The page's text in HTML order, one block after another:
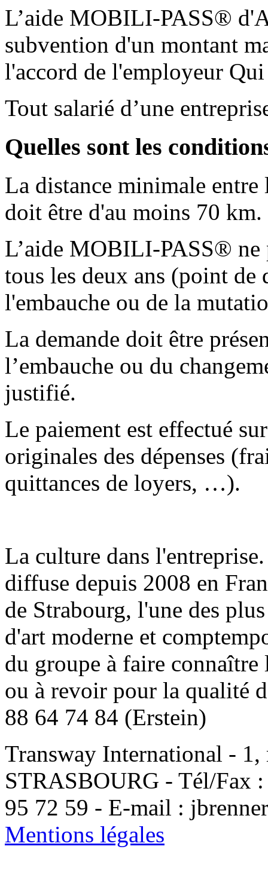
L’aide MOBILI-PASS®
subvention d'un montant
l'accord de l'employeur
Tout salarié d’une
Quelles sont les
La distance minimale entre
doit être d'au moins 70 km.
L’aide MOBILI-PASS® ne
tous les deux ans (point de
l'embauche ou de la
La demande doit être
l’embauche ou du
justifié.
Le paiement est effectué
originales des dépenses
quittances de loyers, …).
La culture dans
diffuse depuis 2008 en
de Strabourg, l'une des
d'art moderne et
du groupe à faire
ou à revoir pour la qualité
88 64 74 84 (Erstein)
Transway International -
STRASBOURG - Tél/Fax
95 72 59 - E-mail :
Mentions légales